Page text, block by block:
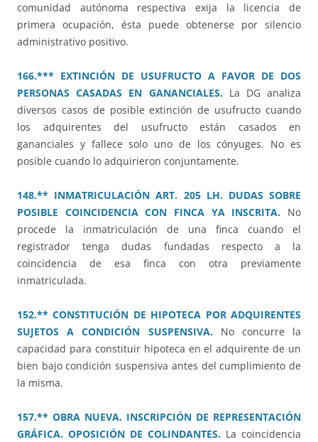
comunidad autónoma respectiva exija la licencia de
primera ocupación, ésta puede obtenerse por silencio
administrativo positivo.
166.*** EXTINCIÓN DE USUFRUCTO A FAVOR DE DOS
PERSONAS CASADAS EN GANANCIALES.La DG analiza
diversos casos de posible extinción de usufructo cuando
los adquirentes del usufructo están casados en
gananciales y fallece solo uno de los cónyuges. No es
posible cuando lo adquirieron conjuntamente.
148.** INMATRICULACIÓN ART. 205 LH. DUDAS SOBRE
POSIBLE COINCIDENCIA CON FINCA YA INSCRITA. No
procede la inmatriculación de una finca cuando el
registrador tenga dudas fundadas respecto a la
coincidencia de esa finca con otra previamente
inmatriculada.
152.** CONSTITUCIÓN DE HIPOTECA POR ADQUIRENTES
SUJETOS A CONDICIÓN SUSPENSIVA.
No concurre la
capacidad para constituir hipoteca en el adquirente de un
bien bajo condición suspensiva antes del cumplimiento de
la misma.
157.** OBRA NUEVA. INSCRIPCIÓN DE REPRESENTACIÓN
GRÁFICA. OPOSICIÓN DE COLINDANTES. La coincidencia